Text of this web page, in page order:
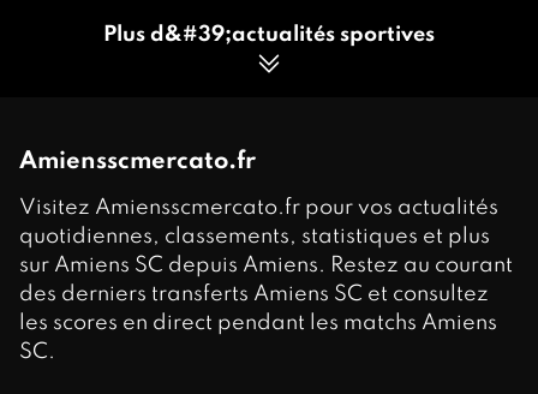
Plus d&#39;actualités sportives
Amiensscmercato.fr
Visitez Amiensscmercato.fr pour vos actualités
quotidiennes, classements, statistiques et plus
sur Amiens SC depuis Amiens. Restez au courant
des derniers transferts Amiens SC et consultez
les scores en direct pendant les matchs Amiens
SC.